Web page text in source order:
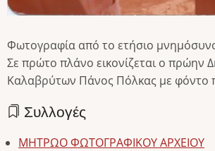
Φωτογραφία από το ετήσιο
Σε πρώτο πλάνο εικονίζεται ο πρώην
Καλαβρύτων Πάνος Πόλκας με φόντο
Συλλογές
ΜΗΤΡΩΟ ΦΩΤΟΓΡΑΦΙΚΟΥ ΑΡΧΕΙΟΥ